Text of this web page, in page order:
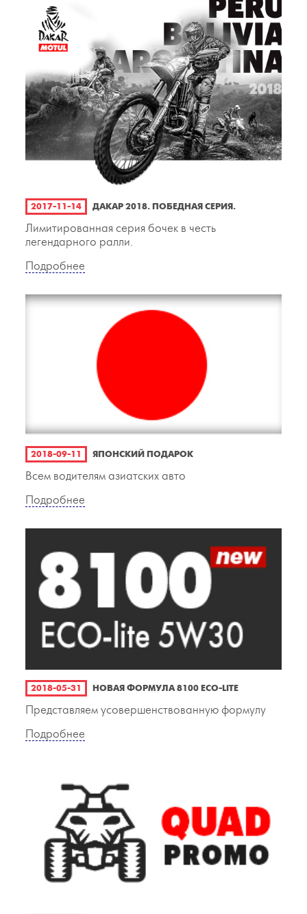
2017-11-14 ДАКАР 2018. ПОБЕДНАЯ СЕРИЯ.
Лимитированная серия бочек в честь
легендарного ралли.
Подробнее
2018-09-11 ЯПОНСКИЙ ПОДАРОК
Всем водителям азиатских авто
Подробнее
2018-05-31 НОВАЯ ФОРМУЛА 8100 ECO-LITE
Представляем усовершенствованную формулу
Подробнее